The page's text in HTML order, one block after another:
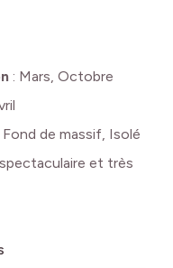
: Mars, Octobre
de massif, Isolé
et très